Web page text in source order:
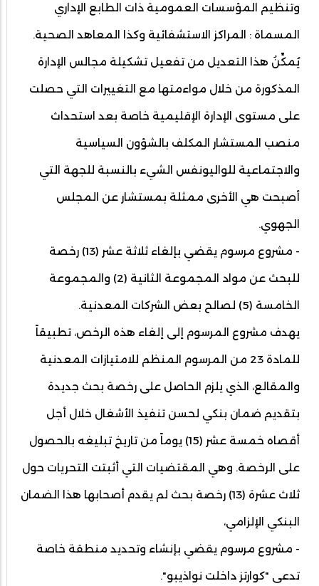
وتنظيم المؤسسات العمومية ذات الطابع الإداري
المسماة : المراكز الاستشفائية وكذا المعاهد الصحية.
يُمكِّنُ هذا التعديل من تفعيل تشكيلة مجالس الإدارة
المذكورة من خلال مواءمتها مع التغييرات التي حصلت
على مستوى الإدارة الإقليمية خاصة بعد استحداث
منصب المستشار المكلف بالشؤون السياسية
والاجتماعية للواليونفس الشيء بالنسبة للجهة التي
أصبحت هي الأخرى ممثلة بمستشار عن المجلس
الجهوي.
- مشروع مرسوم يقضي بإلغاء ثلاثة عشر (13) رخصة
للبحث عن مواد المجموعة الثانية (2) والمجموعة
الخامسة (5) لصالح بعض الشركات المعدنية.
يهدف مشروع المرسوم إلى إلغاء هذه الرخص، تطبيقاً
للمادة 23 من المرسوم المنظم للامتيازات المعدنية
والمقالع، الذي يلزم الحاصل على رخصة بحث جديدة
بتقديم ضمان بنكي لحسن تنفيذ الأشغال خلال أجل
أقصاه خمسة عشر (15) يوماً من تاريخ تبليغه بالحصول
على الرخصة. وهي المقتضيات التي أثبتت التحريات حول
ثلاث عشرة (13) رخصة بحث لم يقدم أصحابها هذا الضمان
البنكي الإلزامي،
- مشروع مرسوم يقضي بإنشاء وتحديد منطقة خاصة
تدعى "كوارتز داخلت نواذيبو".